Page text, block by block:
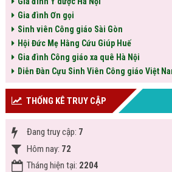
Gia đình Ơn gọi
Sinh viên Công giáo Sài Gòn
Hội Đức Mẹ Hằng Cứu Giúp Huế
Gia đình Công giáo xa quê Hà Nội
Diễn Đàn Cựu Sinh Viên Công giáo Việt
THỐNG KÊ TRUY CẬP
Đang truy cập: 7
Hôm nay: 72
Tháng hiện tại: 2204